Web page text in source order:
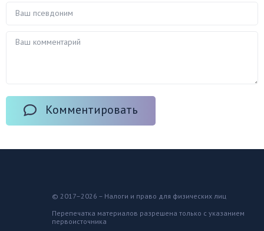
Комментировать
© 2017–2026 – Налоги и право для физических лиц
Перепечатка материалов разрешена только с указанием
первоисточника